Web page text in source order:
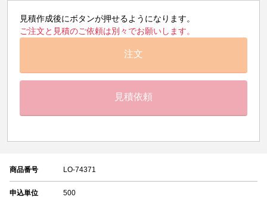
見積作成後にボタンが押せるようになります。
ご注文と見積のご依頼は別々でお願いします。
注文
見積依頼
商品番号 LO-74371
申込単位 500